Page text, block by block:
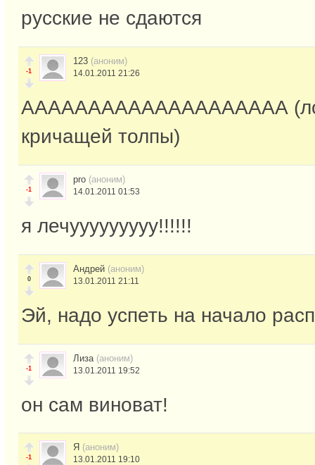
русские не сдаются
-1
123 (аноним)
14.01.2011 21:26
АААААААААААААААААААА
кричащей толпы)
-1
pro (аноним)
14.01.2011 01:53
я лечууууууууу!!!!!!
0
Андрей (аноним)
13.01.2011 21:11
Эй, надо успеть на начало
-1
Лиза (аноним)
13.01.2011 19:52
он сам виноват!
-1
Я (аноним)
13.01.2011 19:10